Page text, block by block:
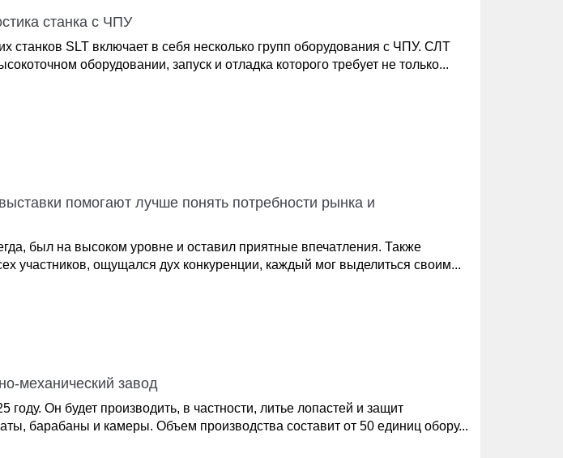
станка с ЧПУ
станков SLT включает в себя несколько групп оборудования с ЧПУ. СЛТ
оборудовании, запуск и отладка которого требует не только...
помогают лучше понять потребности рынка и
был на высоком уровне и оставил приятные впечатления. Также
участников, ощущался дух конкуренции, каждый мог выделиться своим...
механический завод
году. Он будет производить, в частности, литье лопастей и защит
барабаны и камеры. Объем производства составит от 50 единиц обору...